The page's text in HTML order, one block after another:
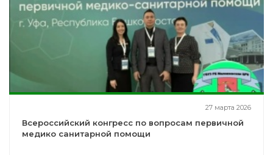
27 марта 2026
Всероссийский конгресс по вопросам первичной
медико санитарной помощи